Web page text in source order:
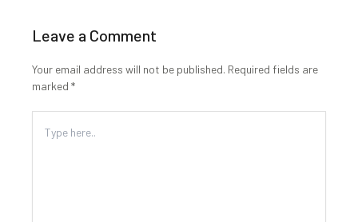
Leave a Comment
Your email address will not be published. Required fields are
marked *
Type